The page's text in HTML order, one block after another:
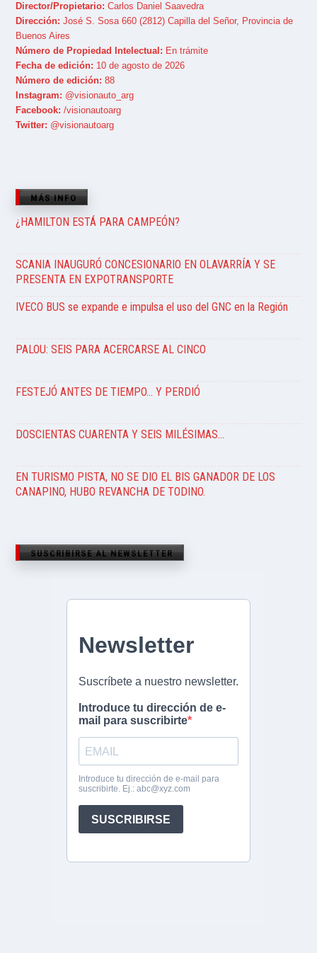
Director/Propietario: Carlos Daniel Saavedra
Dirección: José S. Sosa 660 (2812) Capilla del Señor, Provincia de
Buenos Aires
Número de Propiedad Intelectual: En trámite
Fecha de edición: 10 de agosto de 2026
Número de edición: 88
Instagram: @visionauto_arg
Facebook: /visionautoarg
Twitter: @visionautoarg
MÁS INFO
¿HAMILTON ESTÁ PARA CAMPEÓN?
SCANIA INAUGURÓ CONCESIONARIO EN OLAVARRÍA Y SE
PRESENTA EN EXPOTRANSPORTE
IVECO BUS se expande e impulsa el uso del GNC en la Región
PALOU: SEIS PARA ACERCARSE AL CINCO
FESTEJÓ ANTES DE TIEMPO… Y PERDIÓ
DOSCIENTAS CUARENTA Y SEIS MILÉSIMAS…
EN TURISMO PISTA, NO SE DIO EL BIS GANADOR DE LOS
CANAPINO, HUBO REVANCHA DE TODINO.
SUSCRIBIRSE AL NEWSLETTER